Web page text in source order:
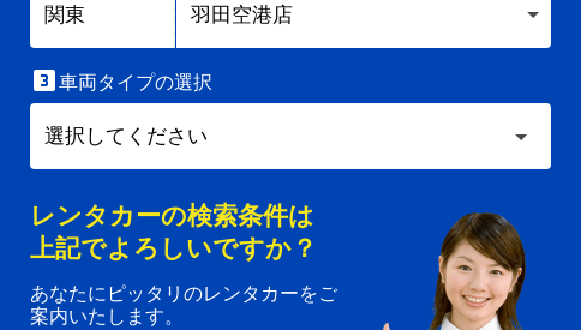
車両タイプの選択
レンタカーの検索条件は
上記でよろしいですか？
あなたにピッタリのレンタカーをご
案内いたします。